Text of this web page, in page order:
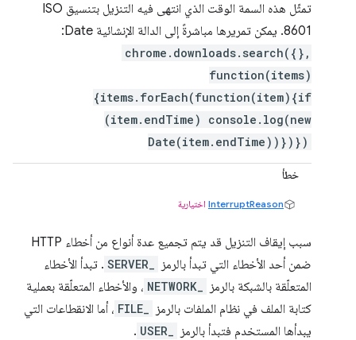
تمثّل هذه السمة الوقت الذي انتهى فيه التنزيل بتنسيق ISO
8601. يمكن تمريرها مباشرةً إلى الدالة الإنشائية Date:
chrome.downloads.search({},
function(items)
{items.forEach(function(item){if
(item.endTime) console.log(new
Date(item.endTime))})})
خطأ
InterruptReason اختيارية
سبب إيقاف التنزيل قد يتم تجميع عدة أنواع من أخطاء HTTP
ضمن أحد الأخطاء التي تبدأ بالرمز
SERVER_ . تبدأ الأخطاء
المتعلّقة بالشبكة بالرمز
NETWORK_ ، والأخطاء المتعلّقة بعملية
كتابة الملف في نظام الملفات بالرمز
FILE_ ، أما الانقطاعات التي
يبدأها المستخدم فتبدأ بالرمز
USER_
.